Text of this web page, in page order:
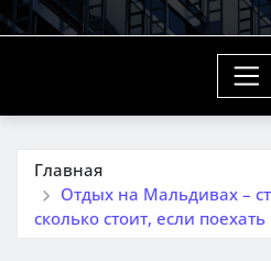
Главная
Отдых на Мальдивах –
сколько стоит, если поехать